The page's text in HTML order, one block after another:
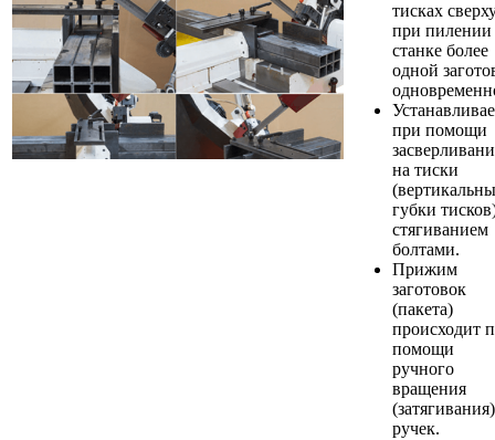
тисках
при пилении
станке более
одной
при помощи
на тиски
губки
стягиванием
болтами.
Прижим
заготовок
(пакета)
происходит
помощи
ручного
вращения
(затягивания)
ручек.